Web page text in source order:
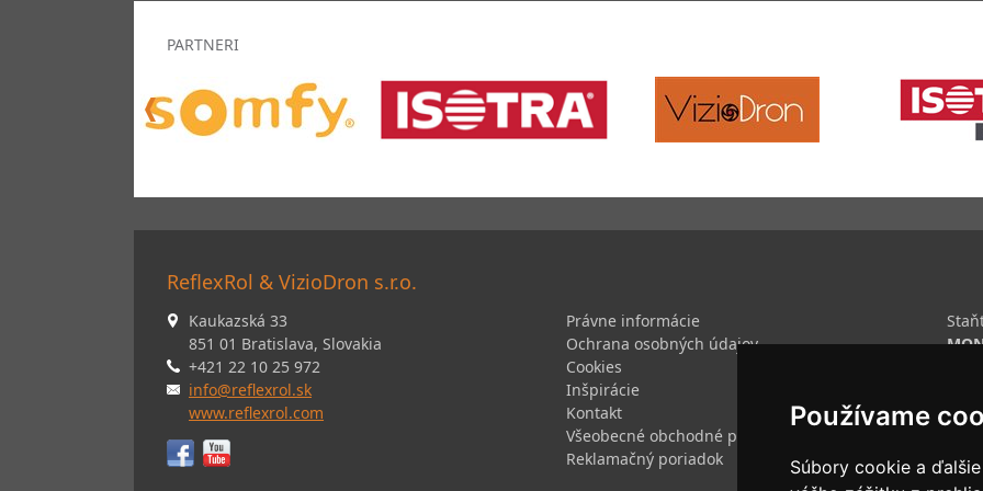
Používame
Súbory cookie a
PARTNERI
ReflexRol & VizioDron s.r.o.
Kaukazská 33
851 01 Bratislava, Slovakia
+421 22 10 25 972
info@reflexrol.sk
www.reflexrol.com
Právne informácie
Ochrana osobných údajov
Cookies
Inšpirácie
Kontakt
Všeobecné obchodné podmienky
Reklamačný poriadok